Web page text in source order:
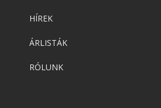
HÍREK
ÁRLISTÁK
RÓLUNK